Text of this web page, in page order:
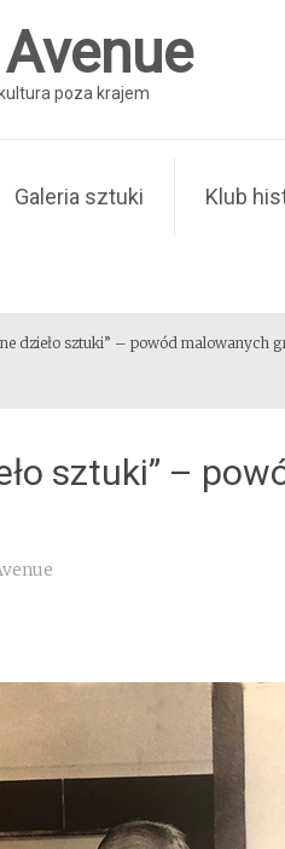
poza krajem
Galeria sztuki Klub
dzieło sztuki” – powód malowanych
sztuki” –